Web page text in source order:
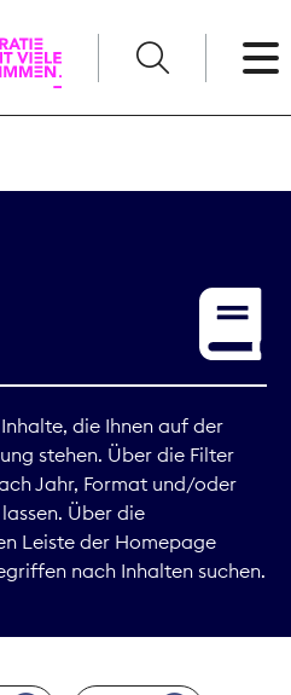
die Ihnen auf der
stehen. Über die Filter
Jahr, Format und/oder
Über die
Leiste der Homepage
nach Inhalten suchen.